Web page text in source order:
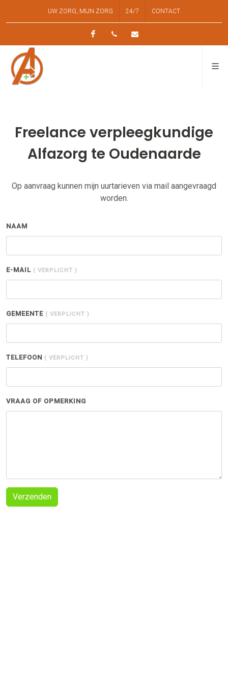
UW ZORG, MIJN ZORG 24/7 CONTACT
Facebook0478 23 40 82
Freelance verpleegkundige
Alfazorg te Oudenaarde
Op aanvraag kunnen mijn uurtarieven via mail aangevraagd
worden.
NAAM
E-MAIL ( VERPLICHT )
GEMEENTE ( VERPLICHT )
TELEFOON ( VERPLICHT )
VRAAG OF OPMERKING
Verzenden